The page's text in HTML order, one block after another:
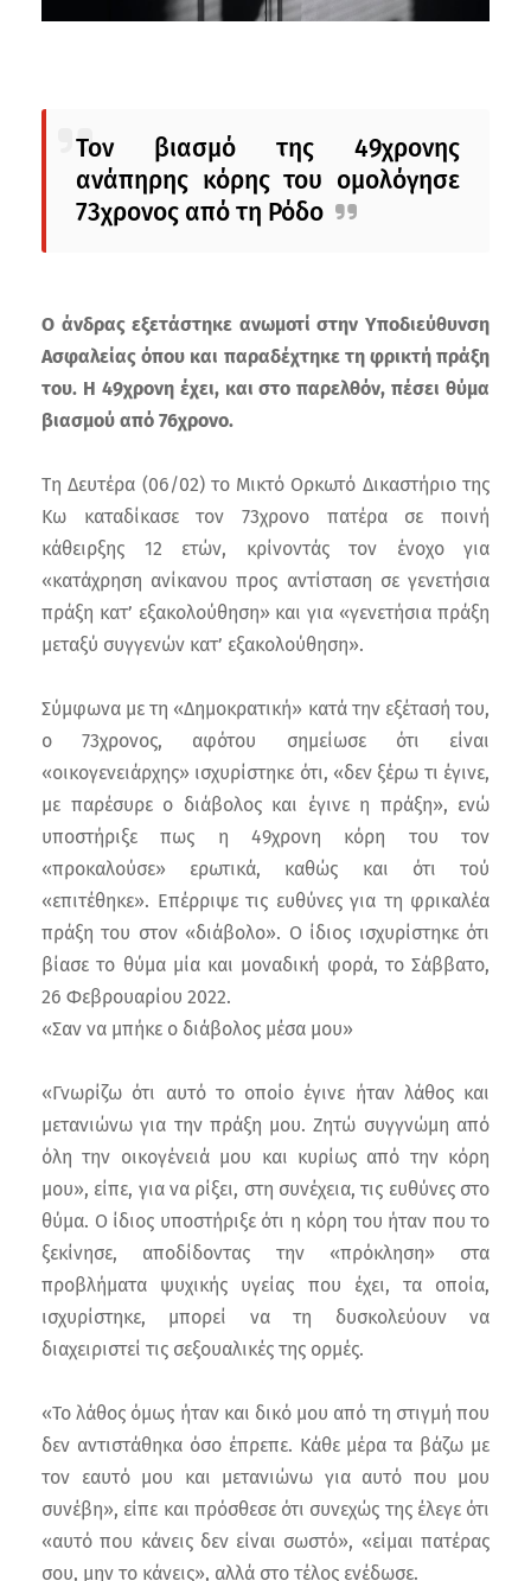
Τον βιασμό της 49χρονης
ανάπηρης κόρης του ομολόγησε
73χρονος από τη Ρόδο
Ο άνδρας εξετάστηκε ανωμοτί στην Υποδιεύθυνση
Ασφαλείας όπου και παραδέχτηκε τη φρικτή πράξη
του. Η 49χρονη έχει, και στο παρελθόν, πέσει θύμα
βιασμού από 76χρονο.
Τη Δευτέρα (06/02) το Μικτό Ορκωτό Δικαστήριο της
Κω καταδίκασε τον 73χρονο πατέρα σε ποινή
κάθειρξης 12 ετών, κρίνοντάς τον ένοχο για
«κατάχρηση ανίκανου προς αντίσταση σε γενετήσια
πράξη κατ’ εξακολούθηση» και για «γενετήσια πράξη
μεταξύ συγγενών κατ’ εξακολούθηση».
Σύμφωνα με τη «Δημοκρατική» κατά την εξέτασή του,
ο 73χρονος, αφότου σημείωσε ότι είναι
«οικογενειάρχης» ισχυρίστηκε ότι, «δεν ξέρω τι έγινε,
με παρέσυρε ο διάβολος και έγινε η πράξη», ενώ
υποστήριξε πως η 49χρονη κόρη του τον
«προκαλούσε» ερωτικά, καθώς και ότι τού
«επιτέθηκε». Επέρριψε τις ευθύνες για τη φρικαλέα
πράξη του στον «διάβολο». Ο ίδιος ισχυρίστηκε ότι
βίασε το θύμα μία και μοναδική φορά, το Σάββατο,
26 Φεβρουαρίου 2022.
«Σαν να μπήκε ο διάβολος μέσα μου»
«Γνωρίζω ότι αυτό το οποίο έγινε ήταν λάθος και
μετανιώνω για την πράξη μου. Ζητώ συγγνώμη από
όλη την οικογένειά μου και κυρίως από την κόρη
μου», είπε, για να ρίξει, στη συνέχεια, τις ευθύνες στο
θύμα. Ο ίδιος υποστήριξε ότι η κόρη του ήταν που το
ξεκίνησε, αποδίδοντας την «πρόκληση» στα
προβλήματα ψυχικής υγείας που έχει, τα οποία,
ισχυρίστηκε, μπορεί να τη δυσκολεύουν να
διαχειριστεί τις σεξουαλικές της ορμές.
«Το λάθος όμως ήταν και δικό μου από τη στιγμή που
δεν αντιστάθηκα όσο έπρεπε. Κάθε μέρα τα βάζω με
τον εαυτό μου και μετανιώνω για αυτό που μου
συνέβη», είπε και πρόσθεσε ότι συνεχώς της έλεγε ότι
«αυτό που κάνεις δεν είναι σωστό», «είμαι πατέρας
σου, μην το κάνεις», αλλά στο τέλος ενέδωσε.